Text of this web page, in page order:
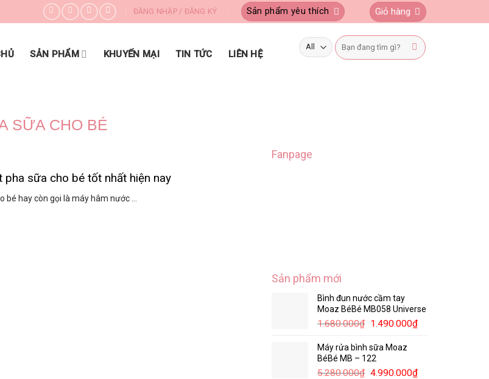
ĐĂNG NHẬP / ĐĂNG KÝ Sản phẩm yêu thích Giỏ hàng
SẢN PHẨM KHUYẾN MẠI TIN TỨC LIÊN HỆ
Tìm
kiếm:
SỮA CHO BÉ
pha sữa cho bé tốt nhất hiện nay
bé hay còn gọi là máy hâm nước ...
Fanpage
Sản phẩm mới
Bình đun nước cầm tay
Moaz BéBé MB058 Universe
1.680.000₫ 1.490.000₫
Máy rửa bình sữa Moaz
BéBé MB – 122
5.280.000₫ 4.990.000₫